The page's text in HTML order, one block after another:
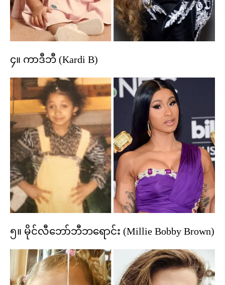
၄။ ကာဒီဘီ (Kardi B)
၅။ မိုင်လီဘော်ဘီဘရောင်း (Millie Bobby Brown)